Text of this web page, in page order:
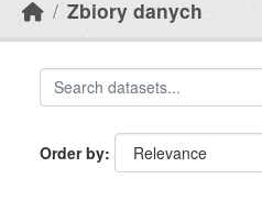
Zbiory danych
Order by